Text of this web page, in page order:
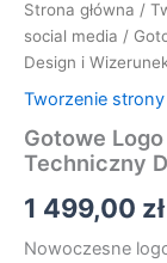
Strona główna /
social media /
Design i
Tworzenie
Gotowe
Techniczny
1 499,00 zł
Nowoczesne